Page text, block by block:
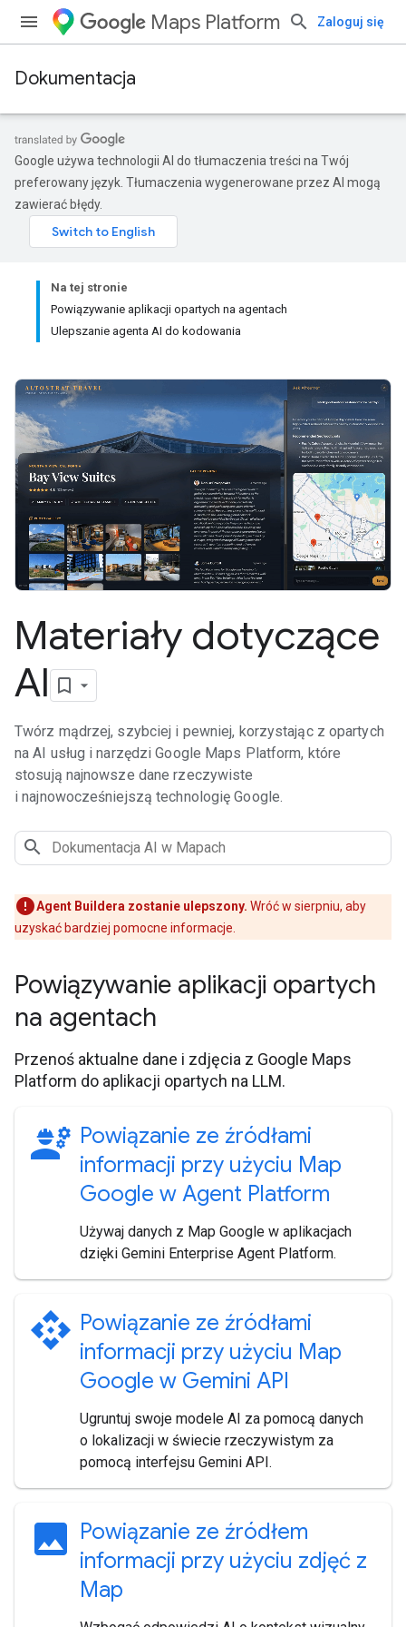
Maps Platform Zaloguj się
Dokumentacja
Google używa technologii AI do tłumaczenia treści na Twój
preferowany język. Tłumaczenia wygenerowane przez AI mogą
zawierać błędy.
Na tej stronie
Powiązywanie aplikacji opartych na agentach
Ulepszanie agenta AI do kodowania
Materiały dotyczące
AI
Twórz mądrzej, szybciej i pewniej, korzystając z opartych
na AI usług i narzędzi Google Maps Platform, które
stosują najnowsze dane rzeczywiste
i najnowocześniejszą technologię Google.
Agent Buildera zostanie ulepszony. Wróć w sierpniu, aby
uzyskać bardziej pomocne informacje.
Powiązywanie aplikacji opartych
na agentach
Przenoś aktualne dane i zdjęcia z Google Maps
Platform do aplikacji opartych na LLM.
engineering Powiązanie ze źródłami
informacji przy użyciu Map
Google w Agent Platform
Używaj danych z Map Google w aplikacjach
dzięki Gemini Enterprise Agent Platform.
api Powiązanie ze źródłami
informacji przy użyciu Map
Google w Gemini API
Ugruntuj swoje modele AI za pomocą danych
o lokalizacji w świecie rzeczywistym za
pomocą interfejsu Gemini API.
image Powiązanie ze źródłem
informacji przy użyciu zdjęć z
Map